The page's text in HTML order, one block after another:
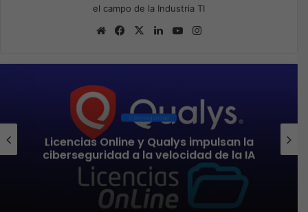
el campo de la Industria TI
Sitio
Facebook
X LinkedInYouTube
Mayoristas
Intcomex presenta Retail Workshop
2026, una edición inspirada en el valor
de una estrategia premium